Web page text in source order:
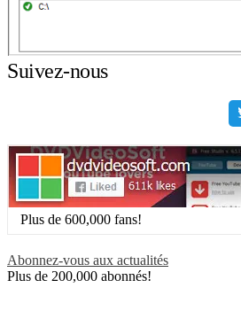
Suivez-nous
Plus de 600,000 fans!
Abonnez-vous aux actualités
Plus de 200,000 abonnés!